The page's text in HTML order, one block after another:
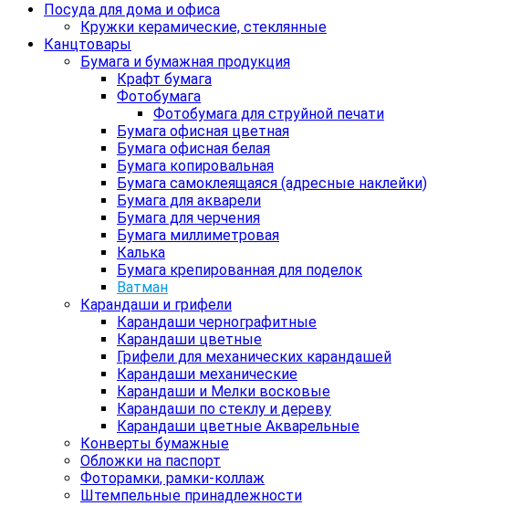
Посуда для дома и офиса
Кружки керамические, стеклянные
Канцтовары
Бумага и бумажная продукция
Крафт бумага
Фотобумага
Фотобумага для струйной печати
Бумага офисная цветная
Бумага офисная белая
Бумага копировальная
Бумага самоклеящаяся (адресные наклейки)
Бумага для акварели
Бумага для черчения
Бумага миллиметровая
Калька
Бумага крепированная для поделок
Ватман
Карандаши и грифели
Карандаши чернографитные
Карандаши цветные
Грифели для механических карандашей
Карандаши механические
Карандаши и Мелки восковые
Карандаши по стеклу и дереву
Карандаши цветные Акварельные
Конверты бумажные
Обложки на паспорт
Фоторамки, рамки-коллаж
Штемпельные принадлежности